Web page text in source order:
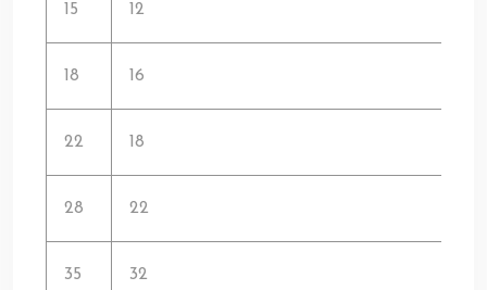
15 12
18 16
22 18
28 22
35 32